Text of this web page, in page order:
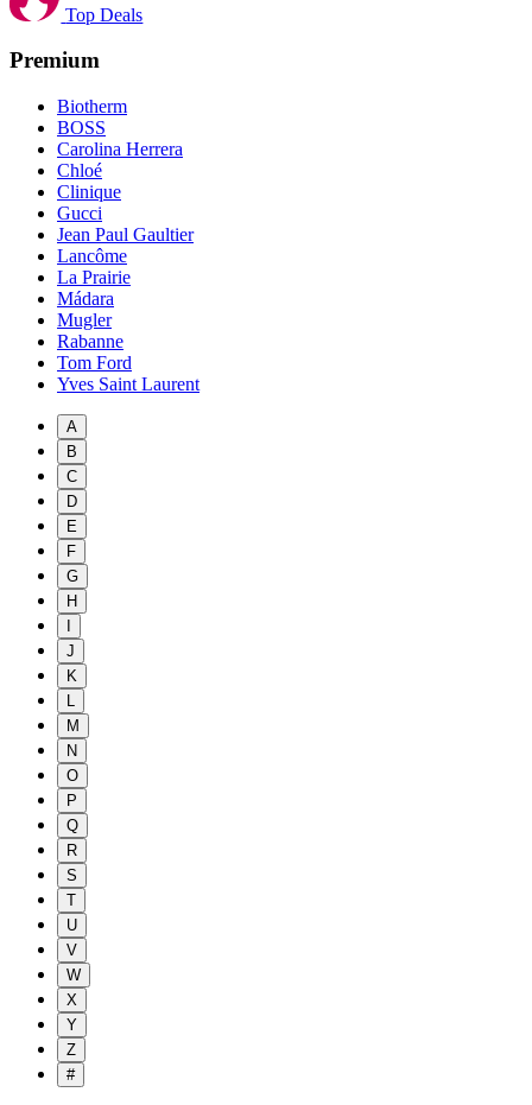
Top Deals
Premium
Biotherm
BOSS
Carolina Herrera
Chloé
Clinique
Gucci
Jean Paul Gaultier
Lancôme
La Prairie
Mádara
Mugler
Rabanne
Tom Ford
Yves Saint Laurent
A
B
C
D
E
F
G
H
J
K
L
M
N
O
P
Q
R
S
T
U
V
W
X
Y
Z
#